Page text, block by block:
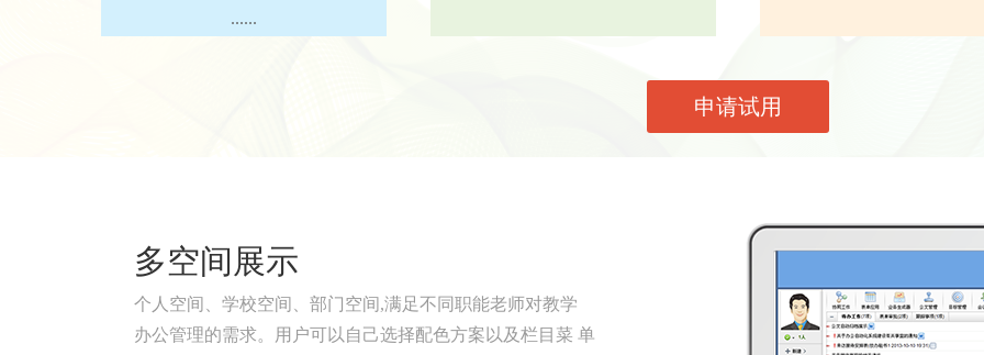
......
申请试用
多空间展示
个人空间、学校空间、部门空间,满足不同职能老师对教学
办公管理的需求。用户可以自己选择配色方案以及栏目菜 单